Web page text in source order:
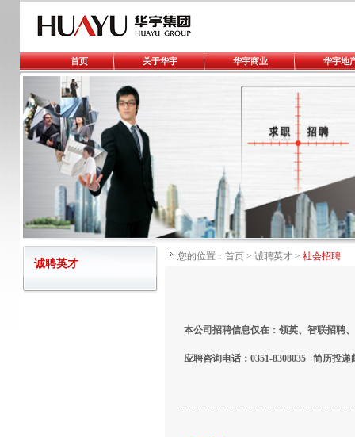
首页 关于华宇 华宇商业 华宇地
诚聘英才
您的位置： 首页 > 诚聘英才 > 社会招聘
本公司招聘信息仅在：领英、 智联招聘
应聘咨询电话：0351-8308035 简历投递